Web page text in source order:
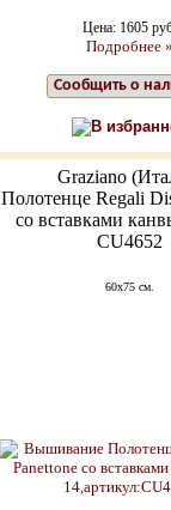
Цена: 1605
Подробнее »
Сообщить о
В
Graziano
Полотенце Regali
со вставками
CU4652
60x75 см.